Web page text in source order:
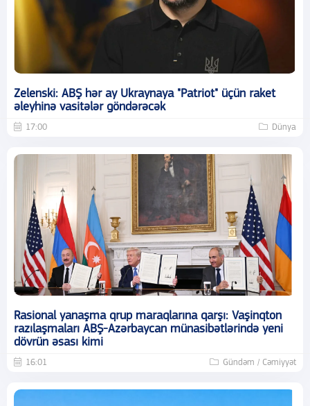
Zelenski: ABŞ hər ay Ukraynaya "Patriot" üçün raket
əleyhinə vasitələr göndərəcək
17:00 Dünya
Rasional yanaşma qrup maraqlarına qarşı: Vaşinqton
razılaşmaları ABŞ-Azərbaycan münasibətlərində yeni
dövrün əsası kimi
16:01 Gündəm / Cəmiyyət